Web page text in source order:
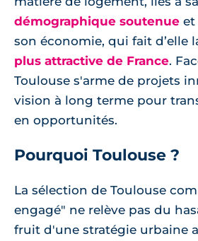
démographique soutenue et
son économie, qui fait d’elle
plus attractive de France.
Toulouse s'arme de projets
vision à long terme pour
en opportunités.
Pourquoi Toulouse ?
La sélection de Toulouse
engagé" ne relève pas du
fruit d'une stratégie urbaine